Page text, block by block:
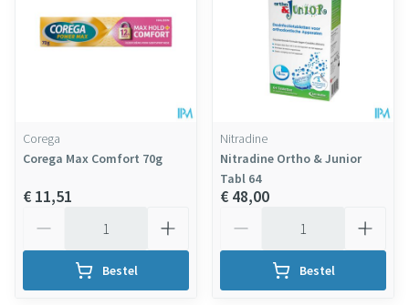
Corega
Corega Max Comfort 70g
€ 11,51
Bestel
Nitradine
Nitradine Ortho & Junior
Tabl 64
€ 48,00
Bestel